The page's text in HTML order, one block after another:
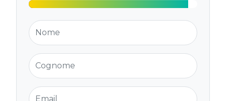
Nome
Cognome
Email